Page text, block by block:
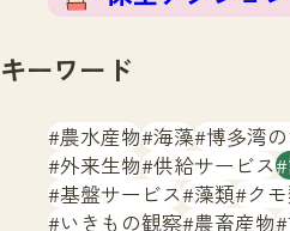
生物多様性ふくおかウェ
サイトマ
キーワード
農水産物 海藻 博多湾
外来生物 供給サービス
基盤サービス 藻類 ク
いきもの観察 農畜産物